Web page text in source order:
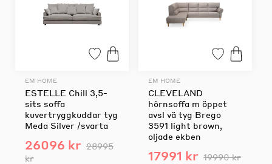
EM HOME
ESTELLE Chill 3,5-
sits soffa
kuvertryggkuddar tyg
Meda Silver /svarta
26096 kr 28995
kr
EM HOME
CLEVELAND
hörnsoffa m öppet
avsl vä tyg Brego
3591 light brown,
oljade ekben
17991 kr 19990 kr